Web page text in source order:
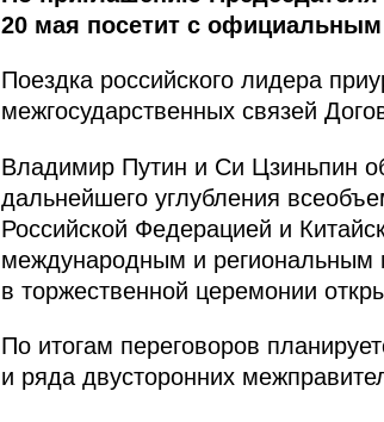
20 мая посетит с
Поездка российского лидера
межгосударственных связей
Владимир Путин и Си Цзиньпин
дальнейшего углубления
Российской Федерацией и
международным и региональным
в торжественной церемонии
По итогам переговоров
и ряда двусторонних